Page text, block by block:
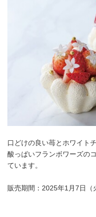
口どけの良い苺とホワイト
酸っぱいフランボワーズの
ています。
販売期間：2025年1月7日（